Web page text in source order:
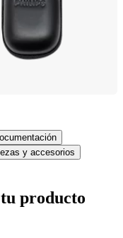
y accesorios
producto